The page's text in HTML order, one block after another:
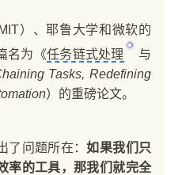
）、耶鲁大学和微软的
名为《任务链式处理
与
Tasks, Redefining
）的重磅论文。
了问题所在：如果我们只
率的工具，那我们就完全